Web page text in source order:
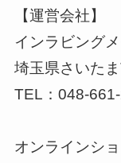
【運営会社】
インラビング
埼玉県さいた
TEL：048-
オンラインショ